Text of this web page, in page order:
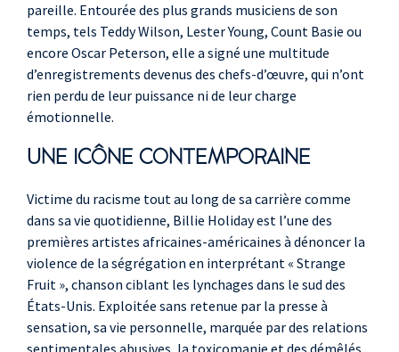
pareille. Entourée des plus grands musiciens de son
temps, tels Teddy Wilson, Lester Young, Count Basie ou
encore Oscar Peterson, elle a signé une multitude
d’enregistrements devenus des chefs-d’œuvre, qui n’ont
rien perdu de leur puissance ni de leur charge
émotionnelle.
UNE ICÔNE CONTEMPORAINE
Victime du racisme tout au long de sa carrière comme
dans sa vie quotidienne, Billie Holiday est l’une des
premières artistes africaines-américaines à dénoncer la
violence de la ségrégation en interprétant « Strange
Fruit », chanson ciblant les lynchages dans le sud des
États-Unis. Exploitée sans retenue par la presse à
sensation, sa vie personnelle, marquée par des relations